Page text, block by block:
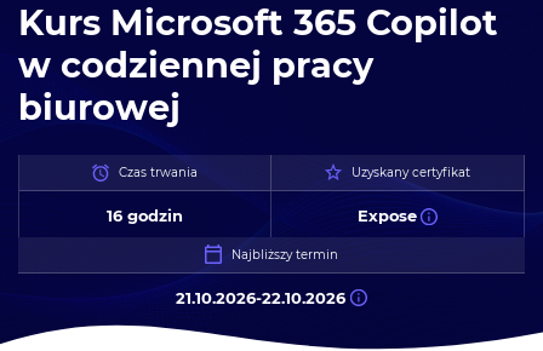
Kurs Microsoft 365 Copilot
w codziennej pracy
biurowej
Czas trwania
16 godzin
Uzyskany certyfikat
Expose
Najbliższy termin
21.10.2026-22.10.2026